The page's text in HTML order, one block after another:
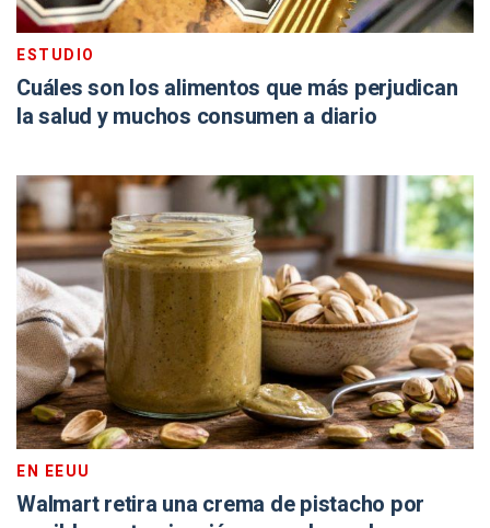
ESTUDIO
Cuáles son los alimentos que más perjudican
la salud y muchos consumen a diario
EN EEUU
Walmart retira una crema de pistacho por